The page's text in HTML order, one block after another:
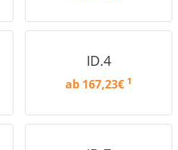
ID.4
ab 167,23€ 1